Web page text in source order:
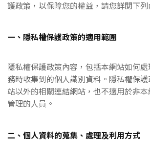
護政策，以保障您的權益，請您詳閱下列
一、隱私權保護政策的適用範圍
隱私權保護政策內容，包括本網站如何
務時收集到的個人識別資料。隱私權保
站以外的相關連結網站，也不適用於非
管理的人員。
二、個人資料的蒐集、處理及利用方式